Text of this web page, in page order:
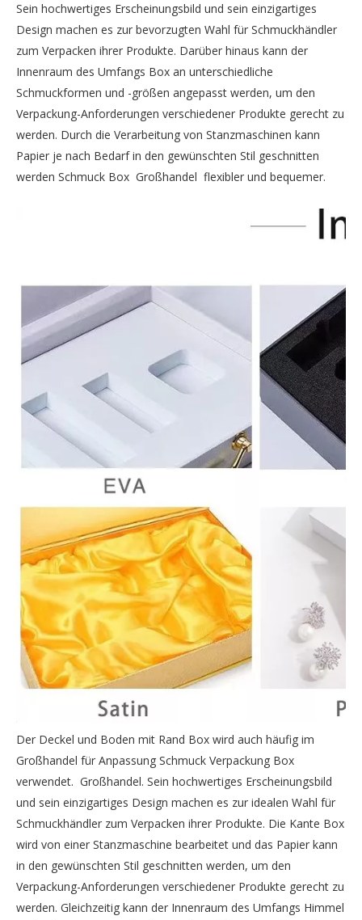
Sein hochwertiges Erscheinungsbild und sein einzigartiges
Design machen es zur bevorzugten Wahl für Schmuckhändler
zum Verpacken ihrer Produkte. Darüber hinaus kann der
Innenraum des Umfangs Box an unterschiedliche
Schmuckformen und -größen angepasst werden, um den
Verpackung-Anforderungen verschiedener Produkte gerecht zu
werden. Durch die Verarbeitung von Stanzmaschinen kann
Papier je nach Bedarf in den gewünschten Stil geschnitten
werden Schmuck Box Großhandel flexibler und bequemer.
Der Deckel und Boden mit Rand Box wird auch häufig im
Großhandel für Anpassung Schmuck Verpackung Box
verwendet. Großhandel. Sein hochwertiges Erscheinungsbild
und sein einzigartiges Design machen es zur idealen Wahl für
Schmuckhändler zum Verpacken ihrer Produkte. Die Kante Box
wird von einer Stanzmaschine bearbeitet und das Papier kann
in den gewünschten Stil geschnitten werden, um den
Verpackung-Anforderungen verschiedener Produkte gerecht zu
werden. Gleichzeitig kann der Innenraum des Umfangs Himmel